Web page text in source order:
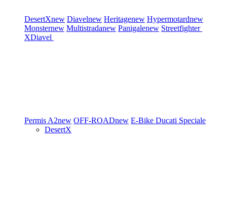
DesertXnew Diavelnew Heritagenew Hypermotardnew
Monsternew Multistradanew Panigalenew Streetfighter
XDiavel
Permis A2new OFF-ROADnew E-Bike Ducati Speciale
DesertX